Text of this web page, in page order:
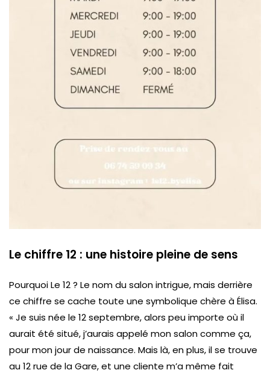
Le chiffre 12 : une histoire pleine de sens
Pourquoi Le 12 ? Le nom du salon intrigue, mais derrière
ce chiffre se cache toute une symbolique chère à Élisa.
« Je suis née le 12 septembre, alors peu importe où il
aurait été situé, j’aurais appelé mon salon comme ça,
pour mon jour de naissance. Mais là, en plus, il se trouve
au 12 rue de la Gare, et une cliente m’a même fait